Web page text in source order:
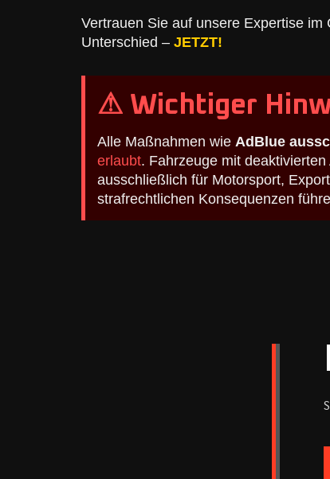
Vertrauen Sie auf unsere Expertise im
Unterschied – JETZT!
⚠ Wichtiger
Alle Maßnahmen wie AdBlue
erlaubt. Fahrzeuge mit
ausschließlich für Motorsport,
strafrechtlichen Konsequenzen